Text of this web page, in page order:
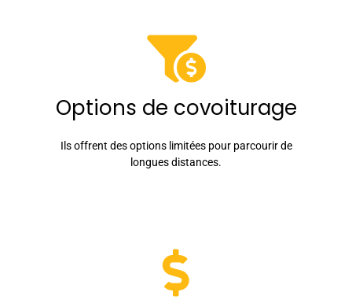
Options de covoiturage
Ils offrent des options limitées pour parcourir de
longues distances.